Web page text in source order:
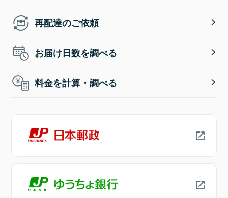
再配達のご依頼
お届け日数を調べる
料金を計算・調べる